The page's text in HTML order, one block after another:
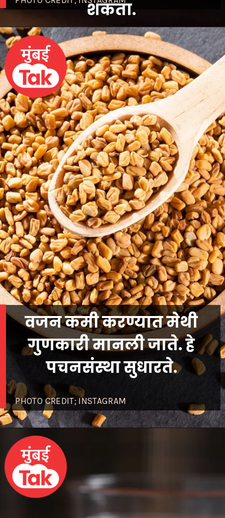
शकता.
PHOTO CREDIT; INSTAGRAM
वजन कमी करण्यात मेथी
गुणकारी मानली जाते. हे
पचनसंस्था सुधारते.